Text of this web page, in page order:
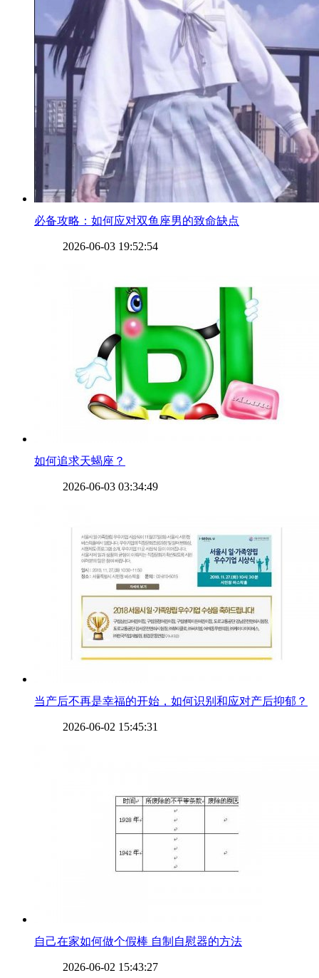
​必备攻略：如何应对双鱼座男的致命缺点
2026-06-03 19:52:54
​如何追求天蝎座？
2026-06-03 03:34:49
​当产后不再是幸福的开始，如何识别和应对产后抑郁？
2026-06-02 15:45:31
​自己在家如何做个假棒 自制自慰器的方法
2026-06-02 15:43:27